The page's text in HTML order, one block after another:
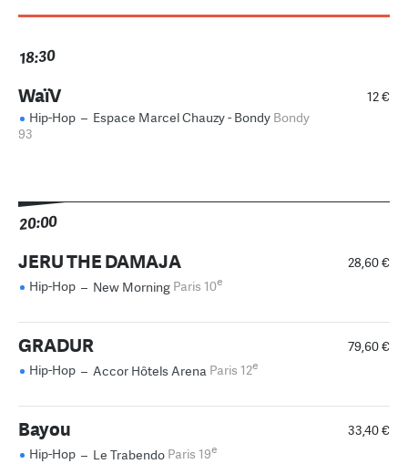
18:30
12 €
WaïV
Hip-Hop – Espace Marcel Chauzy - Bondy Bondy
93
20:00
28,60 €
JERU THE DAMAJA
Hip-Hop – New Morning Paris 10e
79,60 €
GRADUR
Hip-Hop – Accor Hôtels Arena Paris 12e
33,40 €
Bayou
Hip-Hop – Le Trabendo Paris 19e